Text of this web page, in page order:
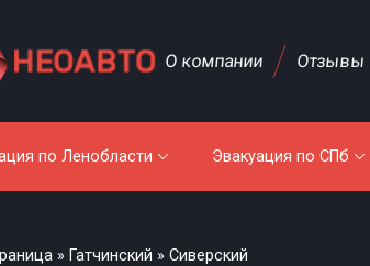
О компании Отзывы
по Ленобласти Эвакуация по СПб
» Гатчинский » Сиверский